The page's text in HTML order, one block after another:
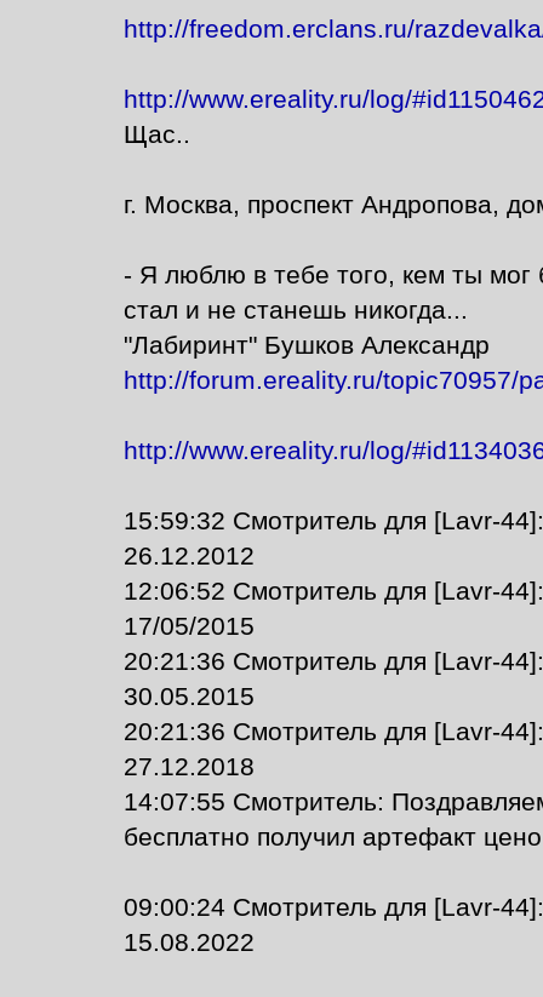
http://freedom.erclans.ru/
http://www.ereality.ru/log/
Щас..
г. Москва, проспект Андропова,
- Я люблю в тебе того, кем ты мог
стал и не станешь никогда...
"Лабиринт" Бушков Александр
http://forum.ereality.ru/topic70957/
http://www.ereality.ru/log/
15:59:32 Смотритель для [Lavr-
26.12.2012
12:06:52 Смотритель для [Lavr-
17/05/2015
20:21:36 Смотритель для [Lavr-
30.05.2015
20:21:36 Смотритель для [Lavr-
27.12.2018
14:07:55 Смотритель:
бесплатно получил артефакт
09:00:24 Смотритель для [Lavr-
15.08.2022